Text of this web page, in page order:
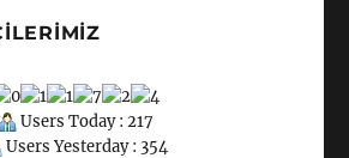
Users Today : 217
Users Yesterday : 354